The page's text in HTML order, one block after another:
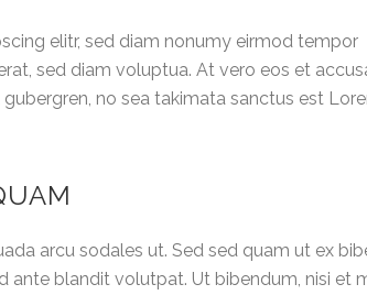
elitr, sed diam nonumy eirmod tempor
sed diam voluptua. At vero eos et
no sea takimata sanctus est
arcu sodales ut. Sed sed quam ut ex
ante blandit volutpat. Ut bibendum, nisi et